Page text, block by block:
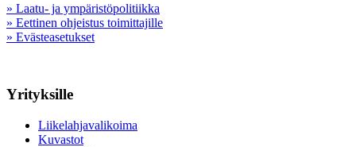
» Laatu- ja ympäristöpolitiikka
» Eettinen ohjeistus toimittajille
» Evästeasetukset
Yrityksille
Liikelahjavalikoima
Kuvastot